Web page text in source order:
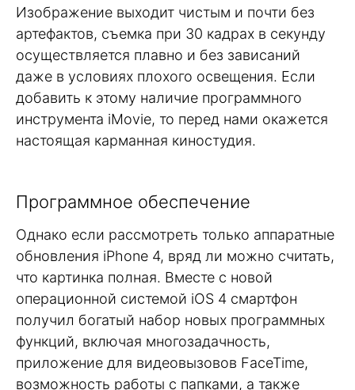
Изображение выходит чистым и почти без
артефактов, съемка при 30 кадрах в секунду
осуществляется плавно и без зависаний
даже в условиях плохого освещения. Если
добавить к этому наличие программного
инструмента iMovie, то перед нами окажется
настоящая карманная киностудия.
Программное обеспечение
Однако если рассмотреть только аппаратные
обновления iPhone 4, вряд ли можно считать,
что картинка полная. Вместе с новой
операционной системой iOS 4 смартфон
получил богатый набор новых программных
функций, включая многозадачность,
приложение для видеовызовов FaceTime,
возможность работы с папками, а также